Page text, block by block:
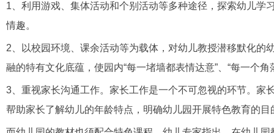
1、利用游戏、集体活动和个别活动等多种途径，探索幼儿
情趣。
2、以校园环境、课余活动等为载体，对幼儿教授潜移默化
融的特有文化底蕴，使园内“每一堵墙都表情达意”、“每一个
3、重视家长沟通工作。家长工作是一个不可忽视的环节。家
帮助家长了解幼儿的年龄特点，明确幼儿园开展特色教育的